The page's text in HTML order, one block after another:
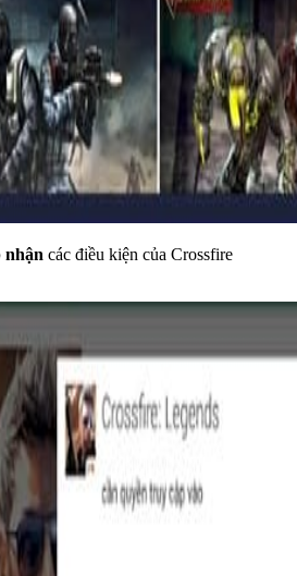
nhận các điều kiện của Crossfire